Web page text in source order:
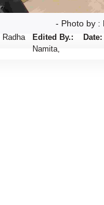
- Photo by :
Radha
Edited By.:
Namita,
Date: